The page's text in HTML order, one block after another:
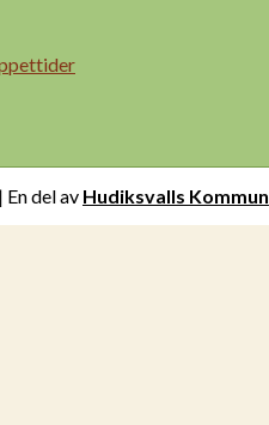
del av Hudiksvalls Kommun